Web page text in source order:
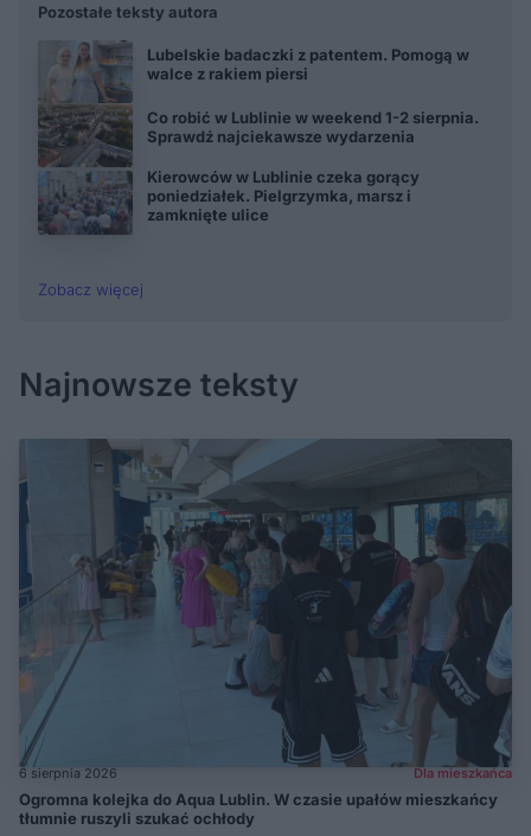
Pozostałe teksty autora
Lubelskie badaczki z patentem. Pomogą w
walce z rakiem piersi
Co robić w Lublinie w weekend 1-2 sierpnia.
Sprawdź najciekawsze wydarzenia
Kierowców w Lublinie czeka gorący
poniedziałek. Pielgrzymka, marsz i
zamknięte ulice
Zobacz więcej
Najnowsze teksty
6 sierpnia 2026 Dla mieszkańca
Ogromna kolejka do Aqua Lublin. W czasie upałów mieszkańcy
tłumnie ruszyli szukać ochłody